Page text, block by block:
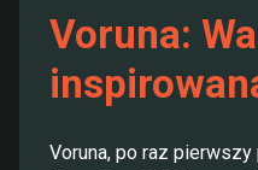
Voruna:
Voruna, po raz